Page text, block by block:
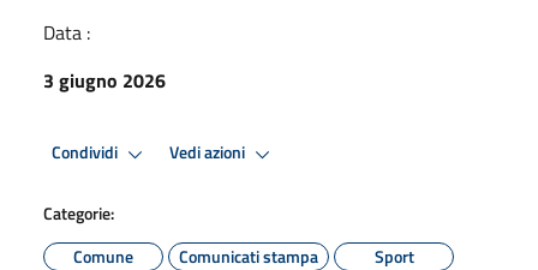
Data :
3 giugno 2026
Condividi Vedi azioni
Categorie:
Comune
Comunicati stampa
Sport